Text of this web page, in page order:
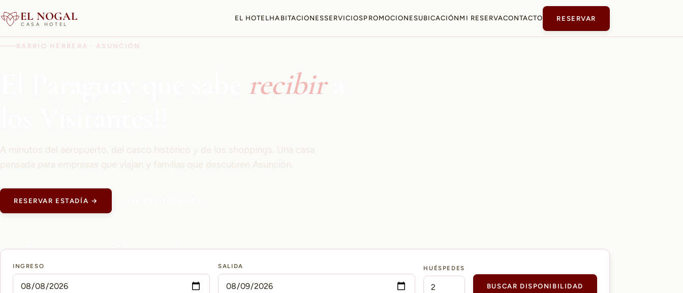
EL NOGAL
CASA HOTEL
EL HOTELHABITACIONESSERVICIOSPROMOCIONESUBICACIÓN MI RESERVACONTACTO RESERVAR
BARRIO HERRERA · ASUNCIÓN
recibira
A minutos del aeropuerto, del casco histórico y de los shoppings. Una casa
pensada para empresas que viajan y familias que descubren Asunción.
RESERVAR ESTADÍA →
15 min
AEROPUERTO PETTIROSSI
10 min 5 min
SHOPPING DEL SOL
INGRESO SALIDA HUÉSPEDES
BUSCAR DISPONIBILIDAD